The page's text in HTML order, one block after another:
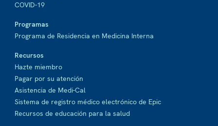
COVID-19
Programas
Programa de Residencia en Medicina Interna
Recursos
Hazte miembro
Pagar por su atención
Asistencia de Medi-Cal
Sistema de registro médico electrónico de Epic
Recursos de educación para la salud